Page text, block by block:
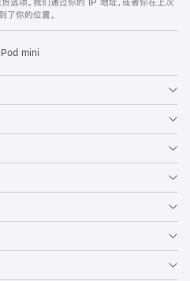
选项。我们通过你的 IP 地址，或者你在上次
了你的位置。
mini